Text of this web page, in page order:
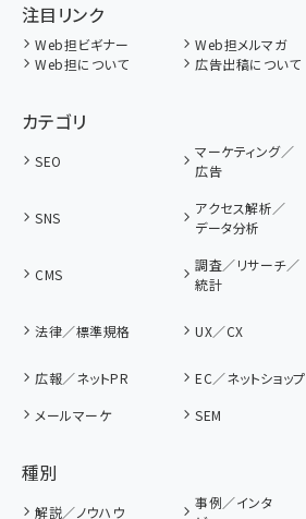
注目リンク
Web担ビギナー Web担メルマガ
Web担について
広告出稿について
カテゴリ
SEO
マーケティング／
広告
SNS
アクセス解析／
データ分析
CMS
調査／リサーチ／
統計
法律／標準規格 UX／CX
広報／ネットPR
EC／ネットショップ
メールマーケ
SEM
種別
解説／ノウハウ
事例／インタ